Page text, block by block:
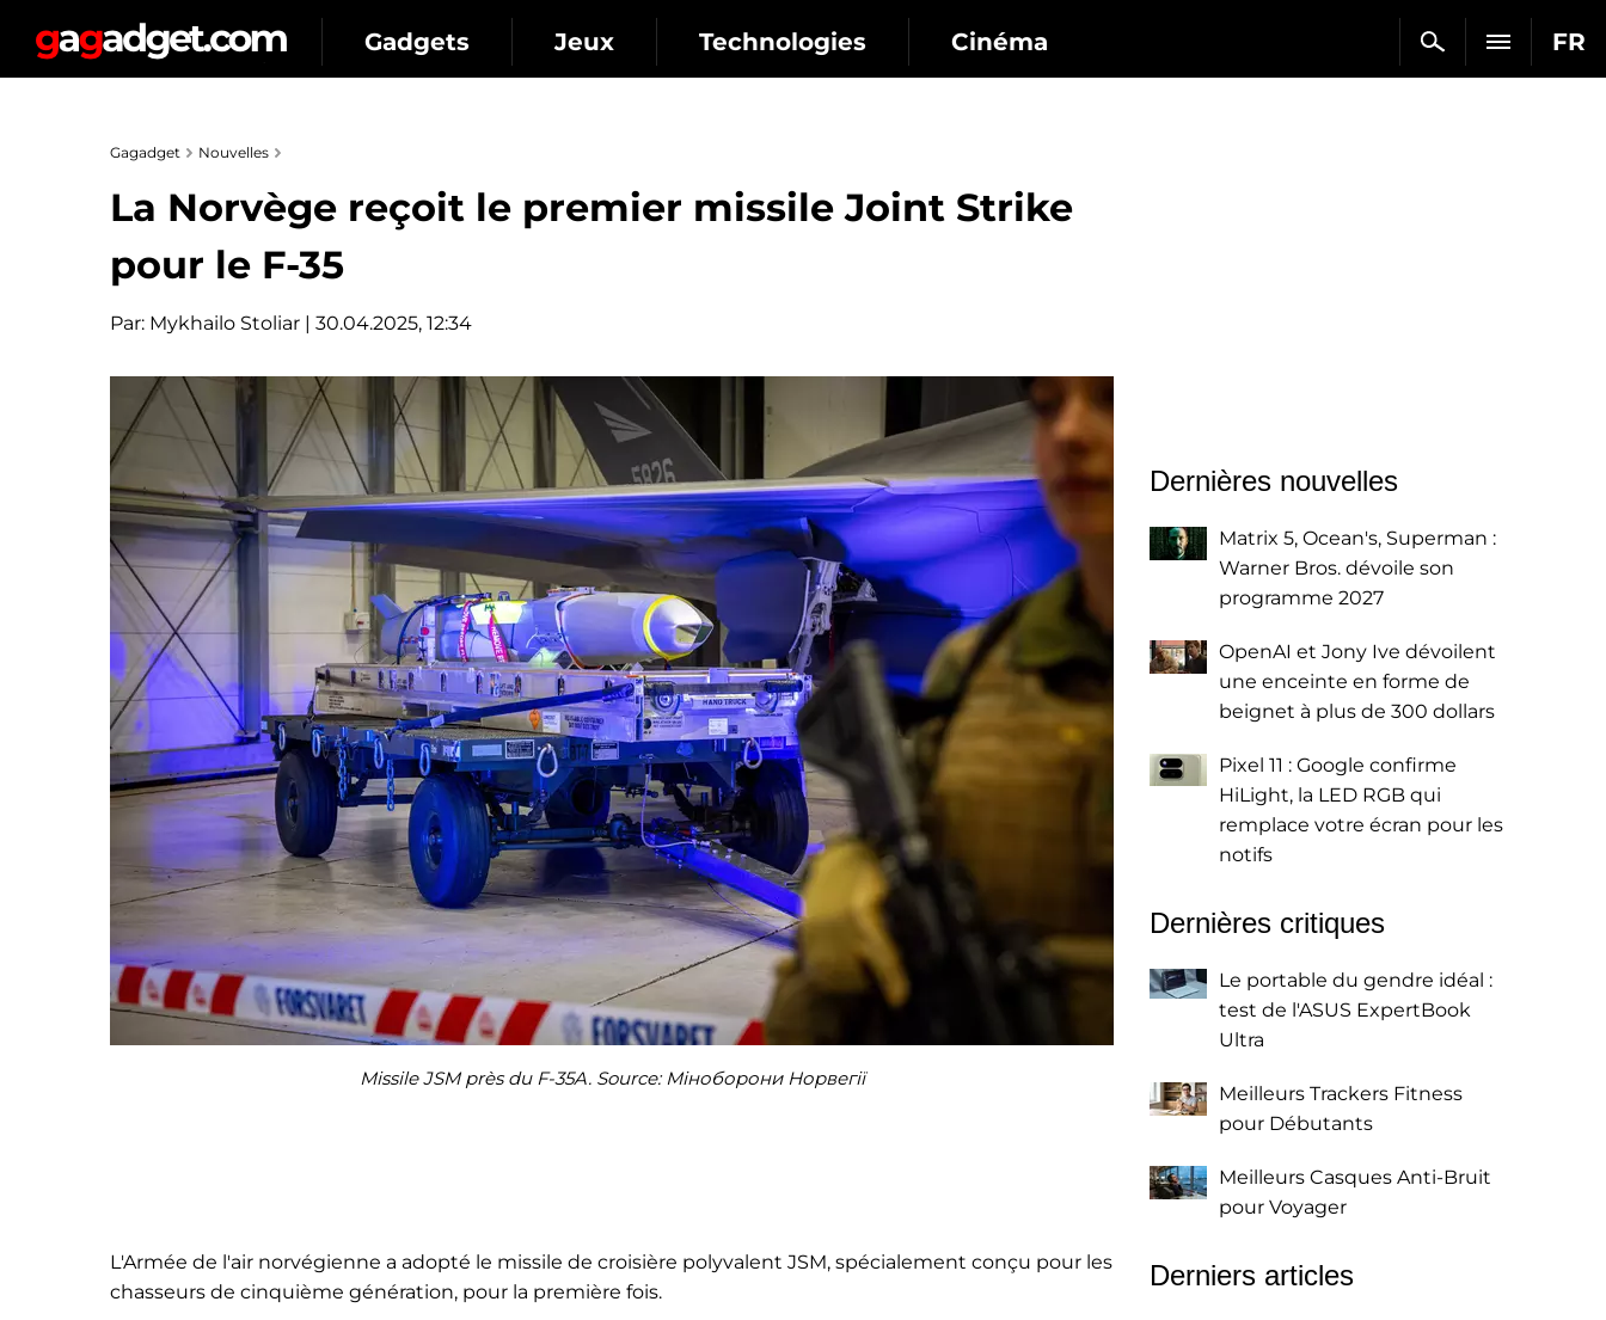
FR
Gadgets Jeux Technologies Cinéma
Gagadget Nouvelles
La Norvège reçoit le premier missile Joint Strike
pour le F-35
Par: Mykhailo Stoliar | 30.04.2025, 12:34
Missile JSM près du F-35A. Source: Міноборони Норвегії
L'Armée de l'air norvégienne a adopté le missile de croisière polyvalent JSM, spécialement conçu pour les
chasseurs de cinquième génération, pour la première fois.
Dernières nouvelles
Matrix 5, Ocean's, Superman :
Warner Bros. dévoile son
programme 2027
OpenAI et Jony Ive dévoilent
une enceinte en forme de
beignet à plus de 300 dollars
Pixel 11 : Google confirme
HiLight, la LED RGB qui
remplace votre écran pour les
notifs
Dernières critiques
Le portable du gendre idéal :
test de l'ASUS ExpertBook
Ultra
Meilleurs Trackers Fitness
pour Débutants
Meilleurs Casques Anti-Bruit
pour Voyager
Derniers articles